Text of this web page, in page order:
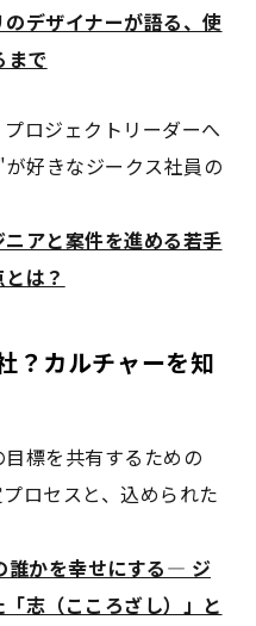
デザイナーが語る、使
まで
ロジェクトリーダーへ
好きなジークス社員の
アと案件を進める若手
は？
？カルチャーを知
標を共有するための
ロセスと、込められた
誰かを幸せにする― ジ
志（こころざし）」と